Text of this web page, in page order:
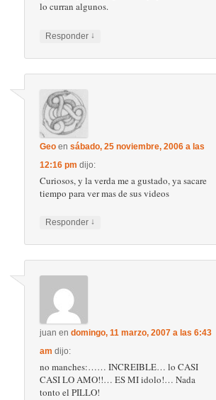
lo curran algunos.
Responder ↓
Geo ensábado, 25 noviembre, 2006 a las
12:16 pm dijo:
Curiosos, y la verda me a gustado, ya sacare
tiempo para ver mas de sus videos
Responder ↓
juan endomingo, 11 marzo, 2007 a las 6:43
am dijo:
no manches:…… INCREIBLE… lo CASI
CASI LO AMO!!… ES MI idolo!… Nada
tonto el PILLO!